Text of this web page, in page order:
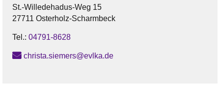
St.-Willedehadus-Weg 15
27711 Osterholz-Scharmbeck
Tel.: 04791-8628
christa.siemers@evlka.de